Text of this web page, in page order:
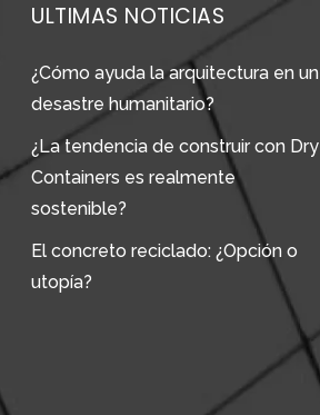
ULTIMAS NOTICIAS
¿Cómo ayuda la arquitectura en un
desastre humanitario?
¿La tendencia de construir con Dry
Containers es realmente
sostenible?
El concreto reciclado: ¿Opción o
utopía?